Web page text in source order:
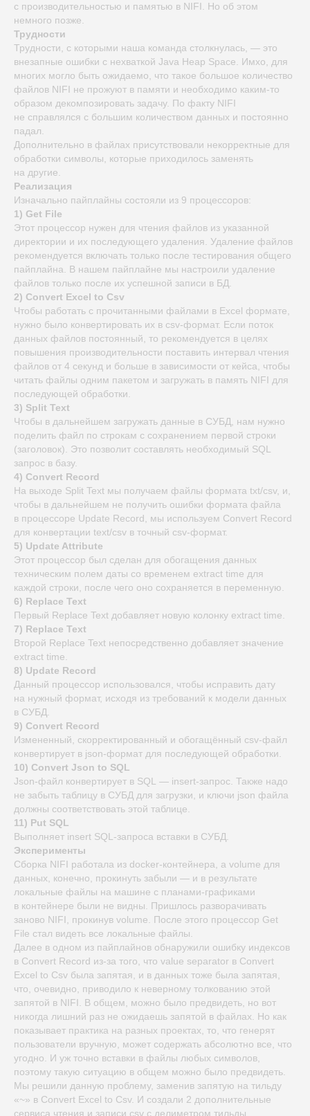
с производительностью и памятью в NIFI. Но об этом
немного позже.
Трудности
Трудности, c которыми наша команда столкнулась, — это
внезапные ошибки с нехваткой Java Heap Space. Имхо, для
многих могло быть ожидаемо, что такое большое количество
файлов NIFI не прожуют в памяти и необходимо каким-то
образом декомпозировать задачу. По факту NIFI
не справлялся с большим количеством данных и постоянно
падал.
Дополнительно в файлах присутствовали некорректные для
обработки символы, которые приходилось заменять
на другие.
Реализация
Изначально пайплайны состояли из 9 процессоров:
1) Get File
Этот процессор нужен для чтения файлов из указанной
директории и их последующего удаления. Удаление файлов
рекомендуется включать только после тестирования общего
пайплайна. В нашем пайплайне мы настроили удаление
файлов только после их успешной записи в БД.
2) Convert Excel to Csv
Чтобы работать с прочитанными файлами в Еxcel формате,
нужно было конвертировать их в csv-формат. Если поток
данных файлов постоянный, то рекомендуется в целях
повышения производительности поставить интервал чтения
файлов от 4 секунд и больше в зависимости от кейса, чтобы
читать файлы одним пакетом и загружать в память NIFI для
последующей обработки.
3) Split Text
Чтобы в дальнейшем загружать данные в СУБД, нам нужно
поделить файл по строкам с сохранением первой строки
(заголовок). Это позволит составлять необходимый SQL
запрос в базу.
4) Convert Record
На выходе Split Text мы получаем файлы формата txt/csv, и,
чтобы в дальнейшем не получить ошибки формата файла
в процессоре Update Record, мы используем Convert Record
для конвертации text/csv в точный csv-формат.
5) Update Attribute
Этот процессор был сделан для обогащения данных
техническим полем даты со временем extract time для
каждой строки, после чего оно сохраняется в переменную.
6) Replace Text
Первый Replace Text добавляет новую колонку extract time.
7) Replace Text
Второй Replace Text непосредственно добавляет значение
extract time.
8) Update Record
Данный процессор использовался, чтобы исправить дату
на нужный формат, исходя из требований к модели данных
в СУБД.
9) Convert Record
Измененный, скорректированный и обогащённый csv-файл
конвертирует в json-формат для последующей обработки.
10) Convert Json to SQL
Json-файл конвертирует в SQL — insert-запрос. Также надо
не забыть таблицу в СУБД для загрузки, и ключи json файла
должны соответствовать этой таблице.
11) Put SQL
Выполняет insert SQL-запроса вставки в СУБД.
Эксперименты
Сборка NIFI работала из docker-контейнера, а volume для
данных, конечно, прокинуть забыли — и в результате
локальные файлы на машине с планами-графиками
в контейнере были не видны. Пришлось разворачивать
заново NIFI, прокинув volume. После этого процессор Get
File стал видеть все локальные файлы.
Далее в одном из пайплайнов обнаружили ошибку индексов
в Convert Record из-за того, что value separator в Convert
Excel to Csv была запятая, и в данных тоже была запятая,
что, очевидно, приводило к неверному толкованию этой
запятой в NIFI. В общем, можно было предвидеть, но вот
никогда лишний раз не ожидаешь запятой в файлах. Но как
показывает практика на разных проектах, то, что генерят
пользователи вручную, может содержать абсолютно все, что
угодно. И уж точно вставки в файлы любых символов,
поэтому такую ситуацию в общем можно было предвидеть.
Мы решили данную проблему, заменив запятую на тильду
«~» в Convert Excel to Csv. И создали 2 дополнительные
сервиса чтения и записи csv с делиметром тильды.